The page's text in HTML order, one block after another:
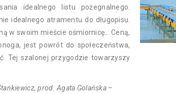
idealnego listu pożegnalnego.
idealnego atramentu do długopisu.
w swoim mieście ośmiornicę… Ceną,
jest powrót do społeczeństwa,
Tej szalonej przygodzie towarzyszy
prod. Agata Golańska –